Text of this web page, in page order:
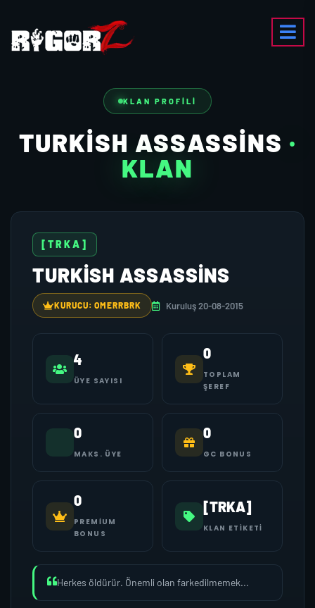
KLAN PROFILI
TURKISH ASSASSINS ·
KLAN
[TRKA]
TURKISH ASSASSINS
KURUCU: OMERRBRK Kuruluş 20-08-2015
4
ÜYE SAYISI
0
TOPLAM
ŞEREF
0
MAKS. ÜYE
0
GC BONUS
0
PREMIUM
BONUS
[TRKA]
KLAN ETIKETI
Herkes öldürür. Önemli olan farkedilmemek...